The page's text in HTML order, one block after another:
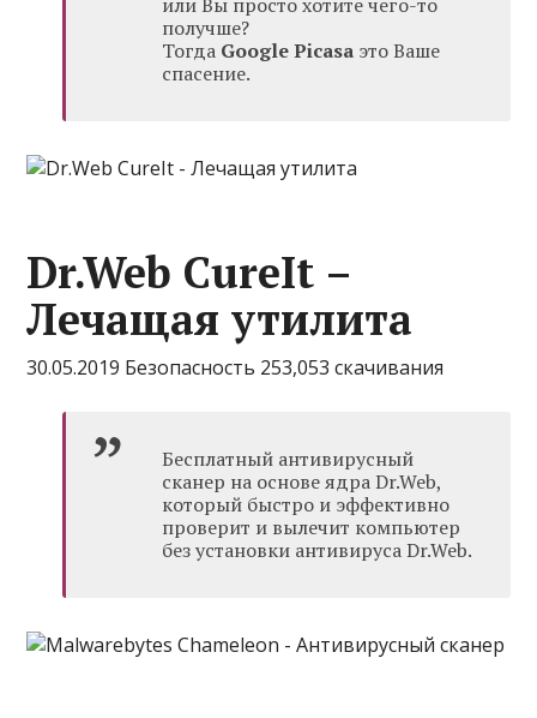
получше?
Тогда Google Picasa это Ваше
спасение.
Dr.Web CureIt –
Лечащая утилита
30.05.2019 Безопасность 253,053 скачивания
Бесплатный антивирусный
сканер на основе ядра Dr.Web,
который быстро и эффективно
проверит и вылечит компьютер
без установки антивируса Dr.Web.